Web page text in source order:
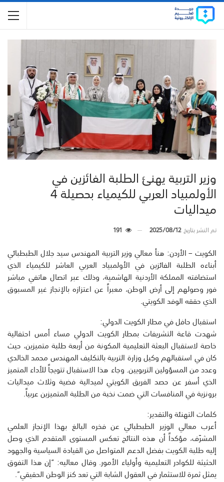
وزير التربية يهنئ الطلبة الفائزين في
الأولمبياد العربي للكيمياء بحصيلة 4
ميداليات
تم النشر بتاريخ2025/08/12
191
الكويت – الأردن: هنأ معالي وزير التربية المهندس سيد جلال الطبطبائي
أبناءه الطلبة الفائزين في الأولمبياد العربي العاشر للكيمياء الذي
استضافته المملكة الأردنية الهاشمية، وذلك عبر اتصال هاتفي مباشر
فور وصولهم إلى أرض الوطن، معبراً عن اعتزازه بالإنجاز غير المسبوق
الذي حققه الوفد الكويتي.
استقبال حافل في مطار الكويت الدولي:
شهدت قاعة التشريفات بمطار الكويت الدولي مساء أمس احتفالية
خاصة لاستقبال البعثة التعليمية المكونة من أربعة طلبة متميزين، حيث
كان في استقبالهم وكيل وزارة التربية بالتكليف المهندس محمد الخالدي
وعدد من المسؤولين التربويين. وجاء هذا الاستقبال تتويجاً للأداء المتميز
الذي أسفر عن حصد الفريق الكويتي لميدالية فضية وثلاث ميداليات
برونزية في المنافسات التي ضمت نخبة من الطلبة المتميزين عربياً.
كلمات التهنئة والتقدير:
أعرب معالي الوزير الطبطبائي عن فخره البالغ بهذا الإنجاز العلمي
المشرّف، مؤكداً أن هذه النتائج تعكس المستوى المتقدم الذي وصل
إليه طلبة الكويت بفضل الدعم المتواصل من القيادة السياسية والجهود
الحثيثة للكوادر التعليمية وأولياء الأمور. وقال معاليه: “إن هذا التفوق
يمثل ثمرة للاستثمار في العقول الشابة التي تعد كنز الوطن الحقيقي”.